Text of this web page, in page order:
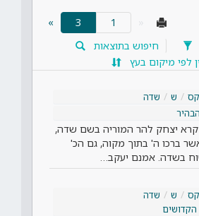
3
(current)
»
חיפוש בתוצאות
לפי מיקום בעץ
ש
שדה
יצחק להר המוריה בשם שדה,
ברכו ה' בתוך מקוה, גם הכ'
בשדה. אמנם יעקב…
ש
שדה